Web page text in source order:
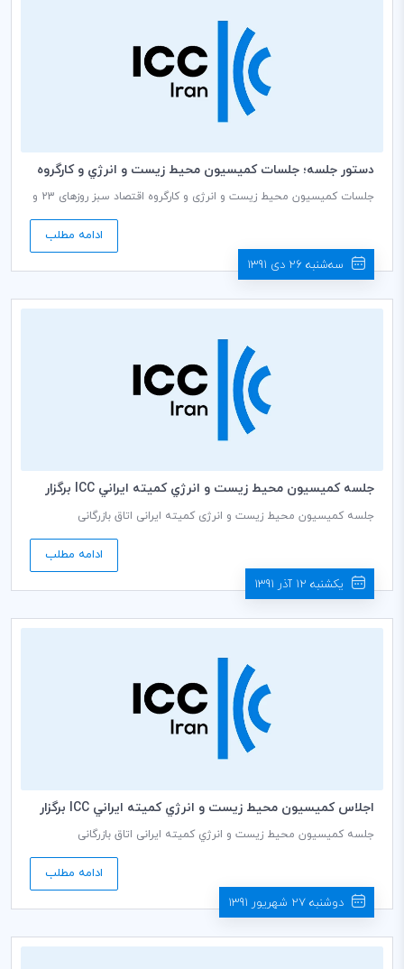
دستور جلسه؛ جلسات كميسيون محيط زيست و انرژي و كارگروه
اقتصاد سبز ICC در پاريس
جلسات کمیسیون محیط زیست و انرژی و کارگروه اقتصاد سبز روزهای 23 و
ادامه مطلب
سه‌شنبه 26 دی 1391
جلسه كميسيون محيط زيست و انرژي كميته ايراني ICC برگزار
جلسه کمیسیون محیط زیست و انرژی کمیته ایرانی اتاق بازرگانی
مورخ 19/09/1391ساعت14:00 در ساختمان شمالی اتاق بازرگانی، صنایع،
ادامه مطلب
یکشنبه 12 آذر 1391
اجلاس كميسيون محيط زيست و انرژي كميته ايراني ICC برگزار
جلسه کمیسیون محيط زيست و انرژي کمیته ایرانی اتاق بازرگانی
دوشنبه مورخ 13/06/1391ساعت 14 در ساختمان شمالی اتاق بازرگانی و
ادامه مطلب
دوشنبه 27 شهریور 1391